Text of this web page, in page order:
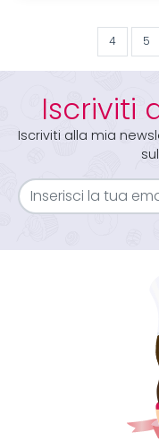
4 5
Iscriviti
Iscriviti alla mia